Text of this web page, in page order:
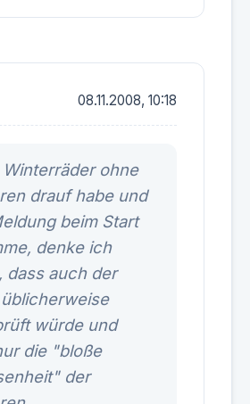
08.11.2008, 10:18
Winterräder ohne
drauf habe und
beim Start
denke ich
dass auch der
würde und
die "bloße
der